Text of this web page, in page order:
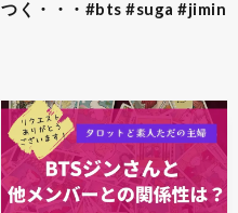
つく・・・#bts #suga #jimin